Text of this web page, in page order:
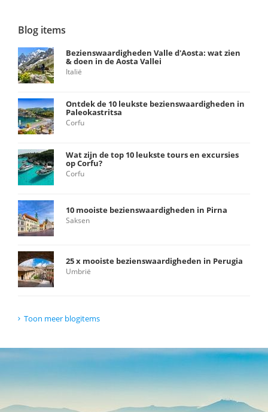
Blog items
Bezienswaardigheden Valle d'Aosta: wat zien
& doen in de Aosta Vallei
Italië
Ontdek de 10 leukste bezienswaardigheden in
Paleokastritsa
Corfu
Wat zijn de top 10 leukste tours en excursies
op Corfu?
Corfu
10 mooiste bezienswaardigheden in Pirna
Saksen
25 x mooiste bezienswaardigheden in Perugia
Umbrië
Toon meer blogitems